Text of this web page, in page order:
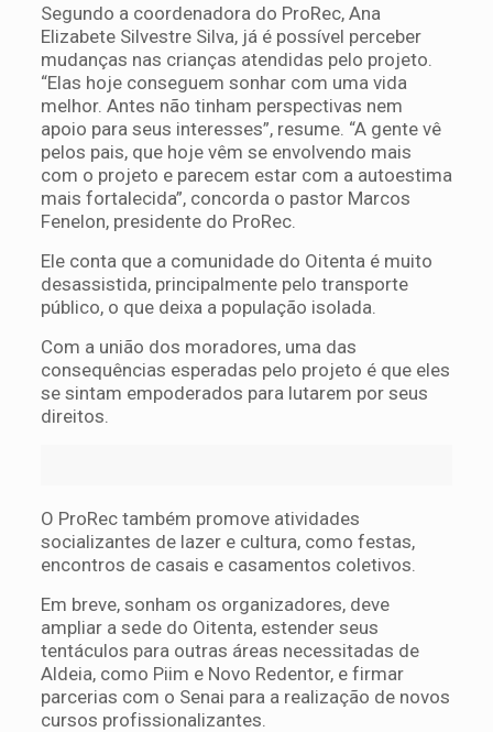
Segundo a coordenadora do ProRec, Ana
Elizabete Silvestre Silva, já é possível perceber
mudanças nas crianças atendidas pelo projeto.
“Elas hoje conseguem sonhar com uma vida
melhor. Antes não tinham perspectivas nem
apoio para seus interesses”, resume. “A gente vê
pelos pais, que hoje vêm se envolvendo mais
com o projeto e parecem estar com a autoestima
mais fortalecida”, concorda o pastor Marcos
Fenelon, presidente do ProRec.
Ele conta que a comunidade do Oitenta é muito
desassistida, principalmente pelo transporte
público, o que deixa a população isolada.
Com a união dos moradores, uma das
consequências esperadas pelo projeto é que eles
se sintam empoderados para lutarem por seus
direitos.
O ProRec também promove atividades
socializantes de lazer e cultura, como festas,
encontros de casais e casamentos coletivos.
Em breve, sonham os organizadores, deve
ampliar a sede do Oitenta, estender seus
tentáculos para outras áreas necessitadas de
Aldeia, como Piim e Novo Redentor, e firmar
parcerias com o Senai para a realização de novos
cursos profissionalizantes.